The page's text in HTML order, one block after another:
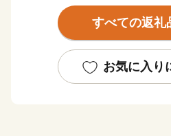
れ、その技を今に伝える彫刻
財でありユネスコ無形文化遺
自然と文化に彩られたこのま
100㎞。東北自動車道、北関東
すべての返礼
お気に入り